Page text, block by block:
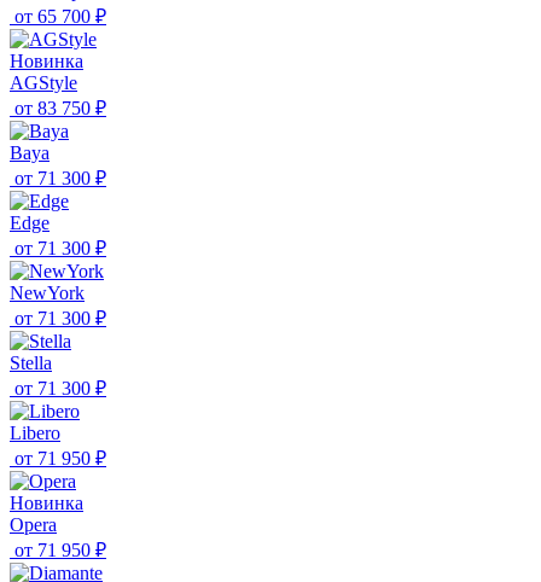
от 65 700 ₽
Новинка
AGStyle
от 83 750 ₽
Baya
от 71 300 ₽
Edge
от 71 300 ₽
NewYork
от 71 300 ₽
Stella
от 71 300 ₽
Libero
от 71 950 ₽
Новинка
Opera
от 71 950 ₽